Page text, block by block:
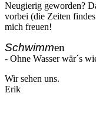
Neugierig geworden?
vorbei (die Zeiten
mich freuen!
Schwimmen
- Ohne Wasser wär´s
Wir sehen uns.
Erik